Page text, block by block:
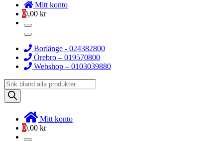
Mitt konto
00,00 kr
Borlänge - 024382800
Örebro – 019570800
Webshop – 0103039880
Products
search
Mitt konto
00,00 kr